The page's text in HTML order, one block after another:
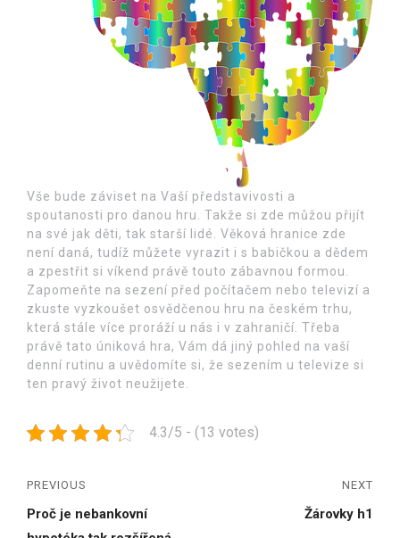
Vše bude záviset na Vaší představivosti a
spoutanosti pro danou hru. Takže si zde můžou přijít
na své jak děti, tak starší lidé. Věková hranice zde
není daná, tudíž můžete vyrazit i s babičkou a dědem
a zpestřit si víkend právě touto zábavnou formou.
Zapomeňte na sezení před počítačem nebo televizí a
zkuste vyzkoušet osvědčenou hru na českém trhu,
která stále více proráží u nás i v zahraničí. Třeba
právě tato úniková hra, Vám dá jiný pohled na vaší
denní rutinu a uvědomíte si, že sezením u televize si
ten pravý život neužijete.
4.3/5 - (13 votes)
PREVIOUS
Proč je nebankovní
NEXT
Žárovky h1